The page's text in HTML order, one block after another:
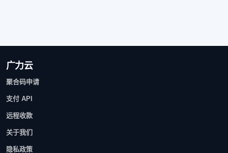
广力云
聚合码申请
支付 API
远程收款
关于我们
隐私政策